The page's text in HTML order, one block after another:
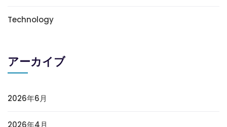
Technology
アーカイブ
2026年6月
2026年4月